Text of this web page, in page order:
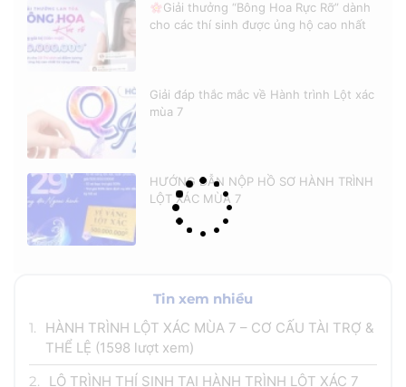
Giải thưởng “Bông Hoa Rực Rỡ” dành
cho các thí sinh được ủng hộ cao nhất
Giải đáp thắc mắc về Hành trình Lột xác
mùa 7
HƯỚNG DẪN NỘP HỒ SƠ HÀNH TRÌNH
LỘT XÁC MÙA 7
Tin xem nhiều
1.
HÀNH TRÌNH LỘT XÁC MÙA 7 – CƠ CẤU TÀI TRỢ &
THỂ LỆ (1598 lượt xem)
2.
LỘ TRÌNH THÍ SINH TẠI HÀNH TRÌNH LỘT XÁC 7